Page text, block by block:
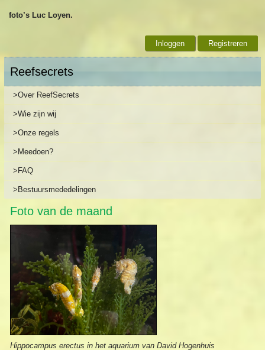
foto’s Luc Loyen.
Inloggen Registreren
Reefsecrets
>Over ReefSecrets
>Wie zijn wij
>Onze regels
>Meedoen?
>FAQ
>Bestuursmededelingen
Foto van de maand
Hippocampus erectus in het aquarium van David Hogenhuis